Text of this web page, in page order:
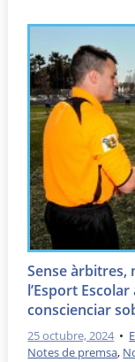
Sense àrbitres,
l’Esport
conscienciar
25 octubre, 2024 •
Notes de premsa,